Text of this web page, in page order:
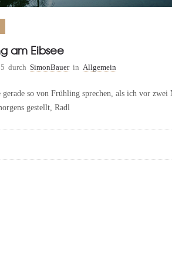
am Eibsee
durch SimonBauer in Allgemein
gerade so von Frühling sprechen, als ich vor
gestellt, Radl